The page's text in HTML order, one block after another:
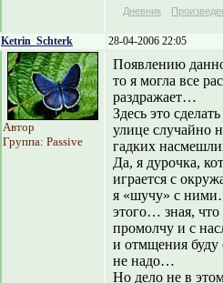
Дневник
Ketrin_Schterk 28-04-2006 22:05
Автор
Группа: Passive
Появлению
то я могла все
раздражает…
Здесь это
улице случайно
гадких
Да, я дурочка,
играется с
я «шучу» с
этого… зная, что
промолчу и с
и отмщения буду
не надо…
Но дело не в